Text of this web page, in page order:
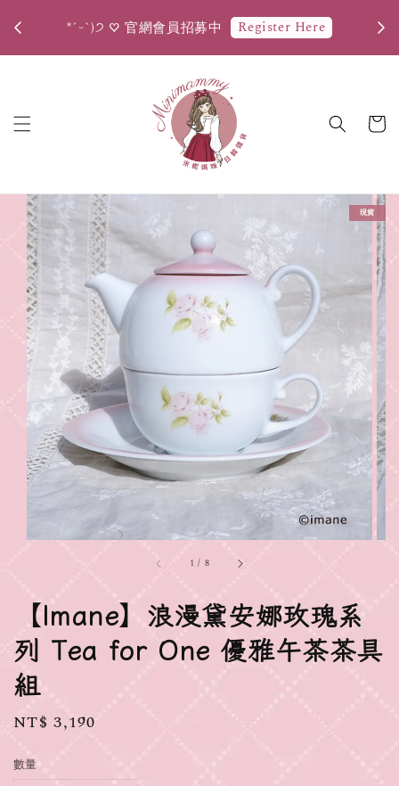
*ˊᵕˋ)੭ ♡ 官網會員招募中 Register Here
1 / 8
現貨
【Imane】浪漫黛安娜玫瑰系
列 Tea for One 優雅午茶茶具
組
Regular
NT$ 3,190
數量